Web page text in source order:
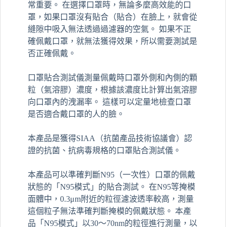
常重要。 在選擇口罩時，無論多麼高效能的口
罩，如果口罩沒有貼合（貼合）在臉上，就會從
縫隙中吸入無法透過過濾器的空氣。 如果不正
確佩戴口罩，就無法獲得效果，所以需要測試是
否正確佩戴。
口罩貼合測試儀測量佩戴時口罩外側和內側的顆
粒（氣溶膠）濃度，根據該濃度比計算出氣溶膠
向口罩內的洩漏率。 這樣可以定量地檢查口罩
是否適合戴口罩的人的臉。
本產品是獲得SIAA（抗菌產品技術協議會）認
證的抗菌、抗病毒規格的口罩貼合測試儀。
本產品可以準確判斷N95（一次性）口罩的佩戴
狀態的「N95模式」的貼合測試。 在N95等掩模
面體中，0.3μm附近的粒徑濾波透率較高，測量
這個粒子無法準確判斷掩模的佩戴狀態。 本產
品「N95模式」以30～70nm的粒徑進行測量，以